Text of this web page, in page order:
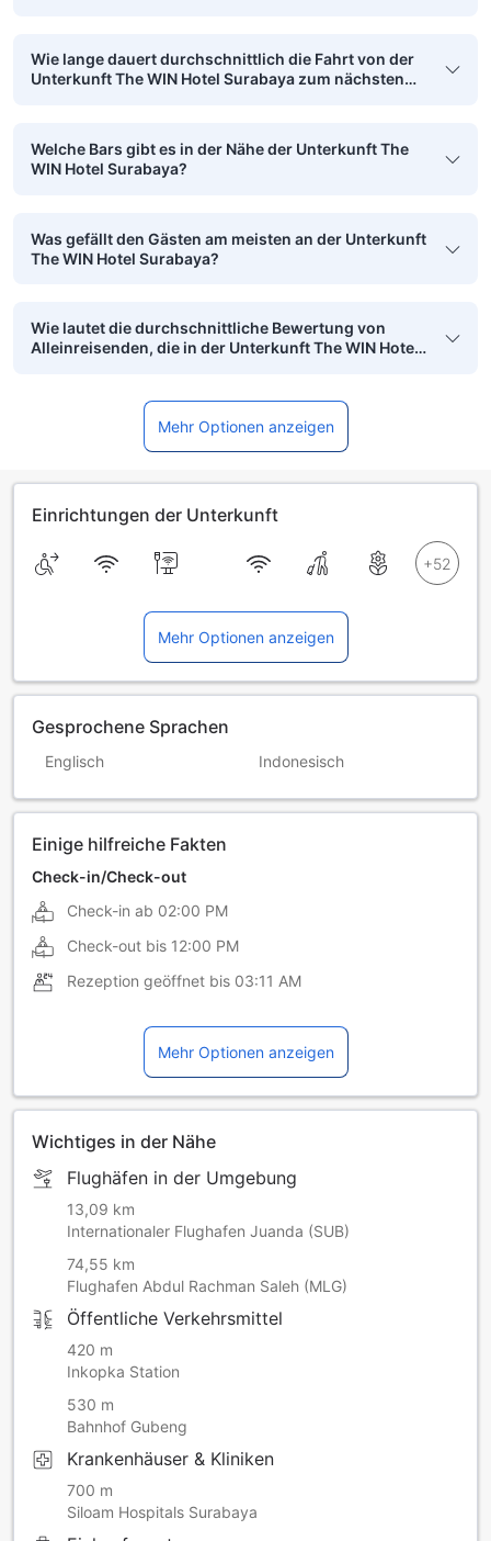
Wie lange dauert durchschnittlich die Fahrt von der
Unterkunft The WIN Hotel Surabaya zum nächsten
Welche Bars gibt es in der Nähe der Unterkunft The
WIN Hotel Surabaya?
Was gefällt den Gästen am meisten an der Unterkunft
The WIN Hotel Surabaya?
Wie lautet die durchschnittliche Bewertung von
Alleinreisenden, die in der Unterkunft The WIN Hotel
Mehr Optionen anzeigen
Einrichtungen der Unterkunft
Mehr Optionen anzeigen
Gesprochene Sprachen
Englisch Indonesisch
Einige hilfreiche Fakten
Check-in/Check-out
Check-in ab 02:00 PM
Check-out bis 12:00 PM
Rezeption geöffnet bis 03:11 AM
Mehr Optionen anzeigen
Wichtiges in der Nähe
Flughäfen in der Umgebung
13,09 km
Internationaler Flughafen Juanda (SUB)
74,55 km
Flughafen Abdul Rachman Saleh (MLG)
Öffentliche Verkehrsmittel
420 m
Inkopka Station
530 m
Bahnhof Gubeng
Krankenhäuser & Kliniken
700 m
Siloam Hospitals Surabaya